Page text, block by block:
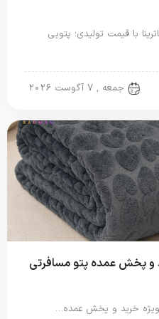
با قیمت تولیدی؛ پتویی
جمعه , 7 آگوست 2026
پخش عمده پتو مسافرتی
خرید و پخش عمده…